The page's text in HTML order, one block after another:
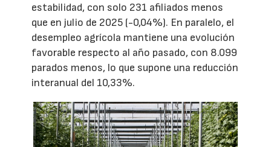
estabilidad, con solo 231 afiliados menos
que en julio de 2025 (-0,04%). En paralelo, el
desempleo agrícola mantiene una evolución
favorable respecto al año pasado, con 8.099
parados menos, lo que supone una reducción
interanual del 10,33%.